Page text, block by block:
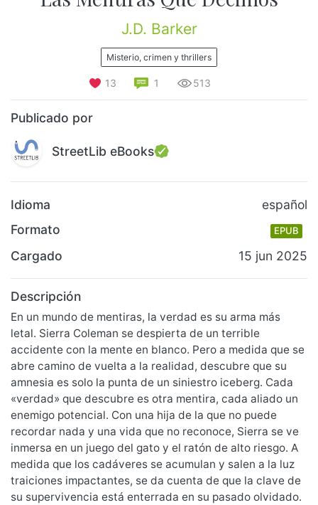
J.D. Barker
Misterio, crimen y thrillers
13 1 513
Publicado por
StreetLib eBooks
Idioma
español
Formato
EPUB
Cargado 15 jun 2025
Descripción
En un mundo de mentiras, la verdad es su arma más
letal. Sierra Coleman se despierta de un terrible
accidente con la mente en blanco. Pero a medida que se
abre camino de vuelta a la realidad, descubre que su
amnesia es solo la punta de un siniestro iceberg. Cada
«verdad» que descubre es otra mentira, cada aliado un
enemigo potencial. Con una hija de la que no puede
recordar nada y una vida que no reconoce, Sierra se ve
inmersa en un juego del gato y el ratón de alto riesgo. A
medida que los cadáveres se acumulan y salen a la luz
traiciones impactantes, se da cuenta de que la clave de
su supervivencia está enterrada en su pasado olvidado.